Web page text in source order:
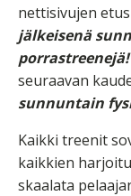
nettisivujen
jälkeisenä
porrastreenejä!
seuraavan
sunnuntain
Kaikki treenit
kaikkien
skaalata